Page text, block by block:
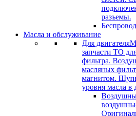
разъемы.
Масла и обслуживание
Для двигателя
запчасти ТО
фильтра.
масляных
магнитом.
уровня масла в